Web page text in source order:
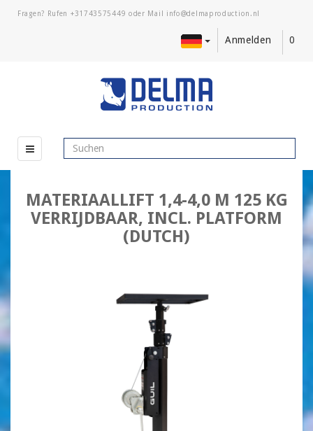
Fragen? Rufen +31743575449 oder Mail
Anmelden 0
MATERIAALLIFT 1,4-4,0 M 125 KG
VERRIJDBAAR, INCL. PLATFORM
(DUTCH)